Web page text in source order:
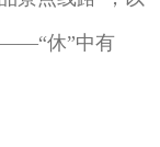
——“休”中有